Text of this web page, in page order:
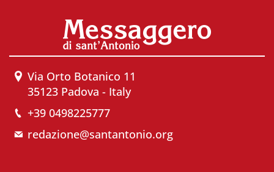
Via Orto Botanico 11
35123 Padova - Italy
+39 0498225777
redazione@santantonio.org